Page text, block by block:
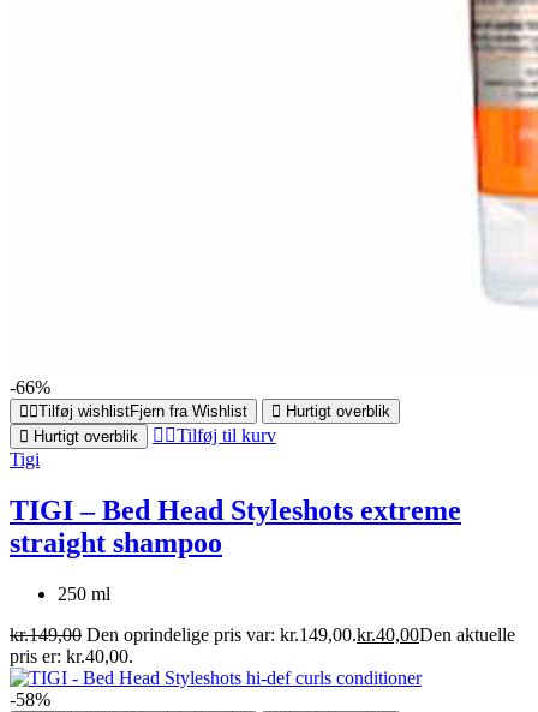
-66%
Tilføj wishlistFjern fra Wishlist
Hurtigt overblik
Hurtigt overblik
Tilføj til kurv
Tigi
TIGI – Bed Head Styleshots extreme
straight shampoo
250 ml
kr.149,00 Den oprindelige pris var: kr.149,00.kr.40,00Den aktuelle
pris er: kr.40,00.
-58%